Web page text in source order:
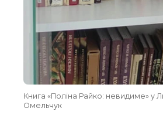
Книга «Поліна Райко: невидиме» у
Омельчук